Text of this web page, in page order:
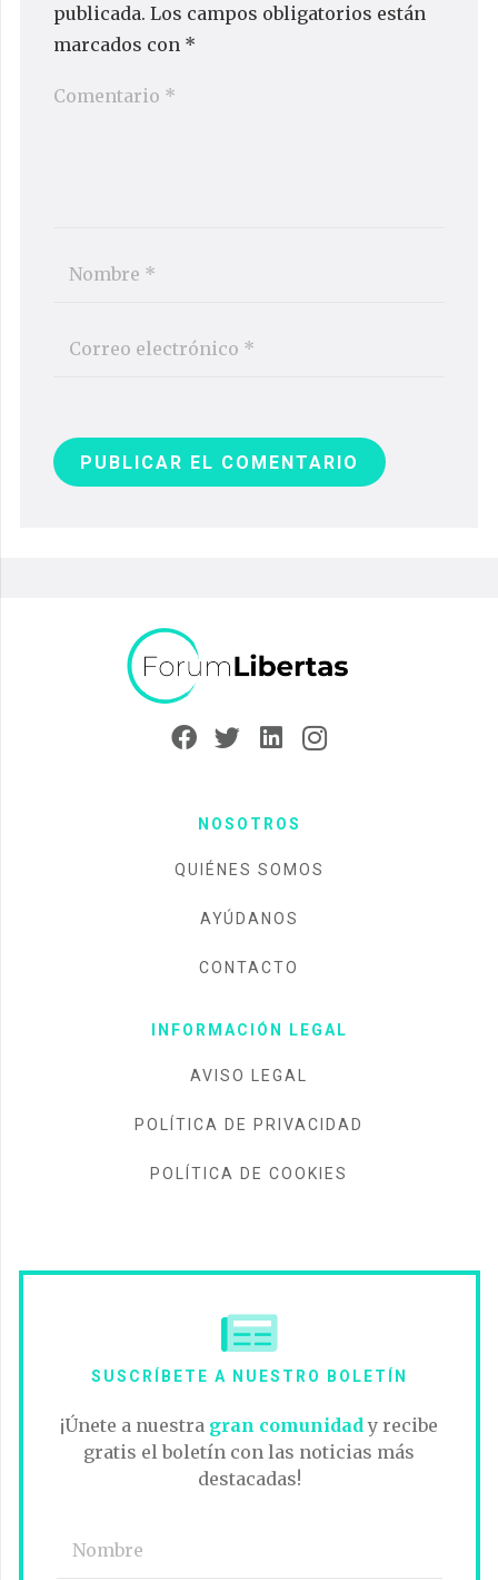
publicada. Los campos obligatorios están
marcados con *
PUBLICAR EL COMENTARIO
NOSOTROS
QUIÉNES SOMOS
AYÚDANOS
CONTACTO
INFORMACIÓN LEGAL
AVISO LEGAL
POLÍTICA DE PRIVACIDAD
POLÍTICA DE COOKIES
SUSCRÍBETE A NUESTRO BOLETÍN
¡Únete a nuestra gran comunidad y recibe
gratis el boletín con las noticias más
destacadas!